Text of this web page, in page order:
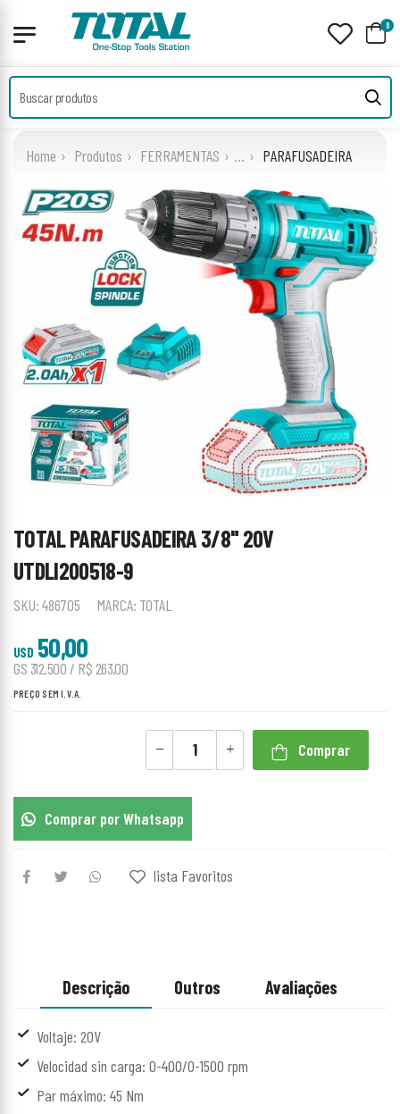
0
Home Produtos FERRAMENTAS ... PARAFUSADEIRA
TOTAL PARAFUSADEIRA 3/8" 20V
UTDLI200518-9
SKU:486705 MARCA: TOTAL
USD 50,00
GS 312.500 / R$ 263,00
PREÇO SEM I.V.A.
Comprar
Comprar por Whatsapp
lista Favoritos
Descrição Outros Avaliações
Voltaje: 20V
Velocidad sin carga: 0-400/0-1500 rpm
Par máximo: 45 Nm